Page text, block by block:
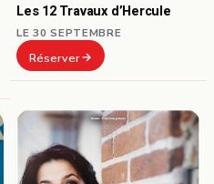
Les 12 Travaux d’Hercule
LE 30 SEPTEMBRE
Réserver